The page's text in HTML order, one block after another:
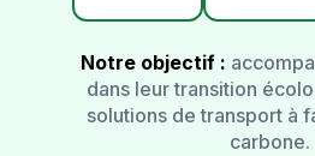
Notre objectif :
dans leur transition
solutions de transport à
carbone.